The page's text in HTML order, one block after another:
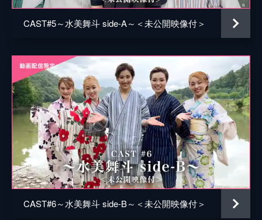
CAST#5～水美舞斗 side-A～＜未公開映像付＞
CAST#6～水美舞斗 side-B～＜未公開映像付＞